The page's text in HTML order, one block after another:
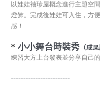
以娃娃袖珍屋概念進行主題空
燈飾。完成後娃娃可入住，方
感！
* 小小舞台時裝秀 （成果
練習大方上台發表並分享自己
------------------------